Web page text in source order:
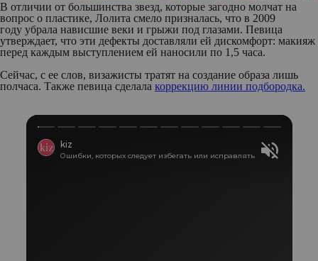
В отличии от большинства звезд, которые загодно молчат на
вопрос о пластике, Лолита смело призналась, что в 2009
году убрала нависшие веки и грыжи под глазами. Певица
утверждает, что эти дефекты доставляли ей дискомфорт: макияж
перед каждым выступлением ей наносили по 1,5 часа.
Сейчас, с ее слов, визажисты тратят на создание образа лишь
полчаса. Также певица сделала коррекцию линии подбородка.